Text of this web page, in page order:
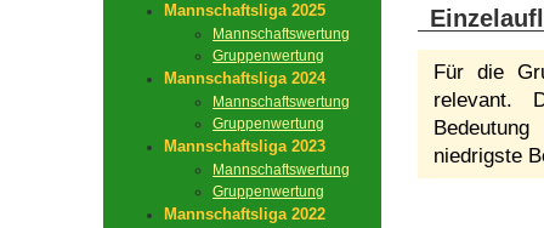
Mannschaftsliga 2025
Mannschaftswertung
Gruppenwertung
Mannschaftsliga 2024
Mannschaftswertung
Gruppenwertung
Mannschaftsliga 2023
Mannschaftswertung
Gruppenwertung
Mannschaftsliga 2022
Für die
relevant.
niedrigste